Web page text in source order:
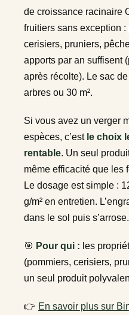
de croissance racinaire
fruitiers sans exception
cerisiers, pruniers,
apports par an suffisent
après récolte). Le sac
arbres ou 30 m².
Si vous avez un verger
espèces, c’est le choix
rentable. Un seul
même efficacité que les
Le dosage est simple :
g/m² en entretien.
dans le sol puis s’arrose.
🎯 Pour qui : les
(pommiers, cerisiers,
un seul produit
👉 En savoir plus sur